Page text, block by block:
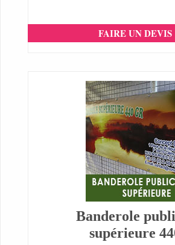
FAIRE UN DEVIS
Banderole
supérieure